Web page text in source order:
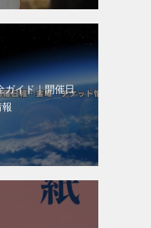
ガイド｜開催日